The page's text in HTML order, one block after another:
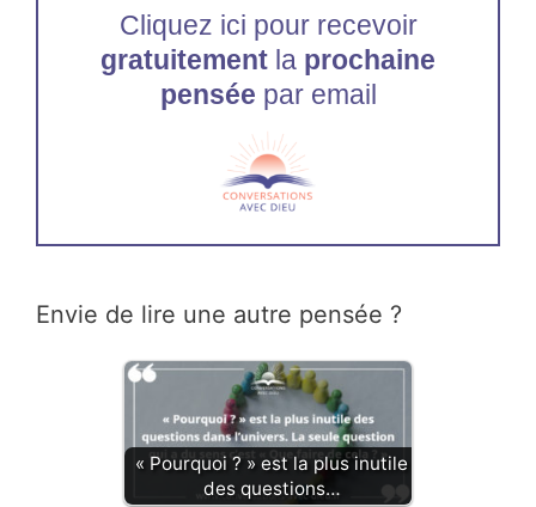
Cliquez ici pour recevoir
gratuitement la prochaine
pensée par email
Envie de lire une autre pensée ?
« Pourquoi ? » est la plus inutile
des questions…